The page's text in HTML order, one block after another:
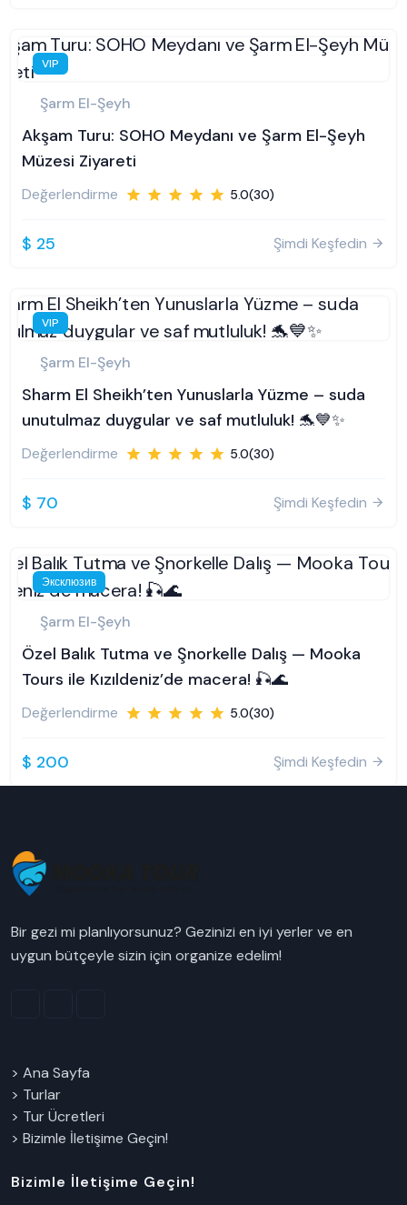
VIP
Şarm El-Şeyh
Akşam Turu: SOHO Meydanı ve Şarm El-Şeyh
Müzesi Ziyareti
Değerlendirme 5.0(30)
$ 25 Şimdi Keşfedin
VIP
Şarm El-Şeyh
Sharm El Sheikh’ten Yunuslarla Yüzme – suda
unutulmaz duygular ve saf mutluluk! 🐬💙✨
Değerlendirme 5.0(30)
$ 70 Şimdi Keşfedin
Эксклюзив
Şarm El-Şeyh
Özel Balık Tutma ve Şnorkelle Dalış — Mooka
Tours ile Kızıldeniz’de macera! 🎣🌊
Değerlendirme 5.0(30)
$ 200 Şimdi Keşfedin
Bir gezi mi planlıyorsunuz? Gezinizi en iyi yerler ve en
uygun bütçeyle sizin için organize edelim!
> Ana Sayfa
> Turlar
> Tur Ücretleri
> Bizimle İletişime Geçin!
Bizimle İletişime Geçin!